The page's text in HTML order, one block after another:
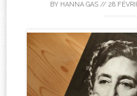
BY HANNA GAS// 28